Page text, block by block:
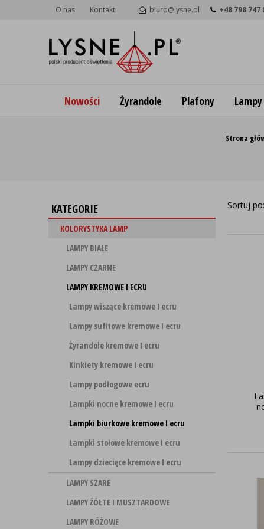
O nas Kontakt biuro@lysne.pl +48 798 747
Nowości Żyrandole Plafony
Strona
KATEGORIE
KOLORYSTYKA LAMP
LAMPY BIAŁE
LAMPY CZARNE
LAMPY KREMOWE I ECRU
Lampy wiszące kremowe I ecru
Lampy sufitowe kremowe I ecru
Żyrandole kremowe I ecru
Kinkiety kremowe I ecru
Lampy podłogowe ecru
Lampki nocne kremowe I ecru
Lampki biurkowe kremowe I ecru
Lampki stołowe kremowe I ecru
Lampy dziecięce kremowe I ecru
LAMPY SZARE
LAMPY ŹÓŁTE I MUSZTARDOWE
LAMPY RÓŻOWE
Sortuj po: